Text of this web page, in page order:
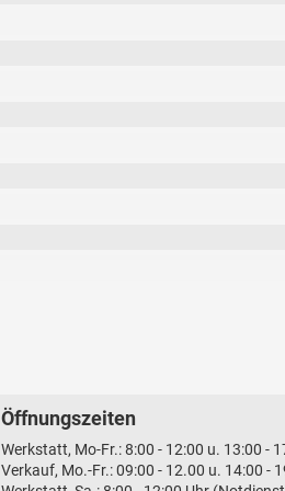
Öffnungszeiten
Werkstatt, Mo-Fr.: 8:00 - 12:00 u. 13:00 -
Verkauf, Mo.-Fr.: 09:00 - 12.00 u. 14:00 -